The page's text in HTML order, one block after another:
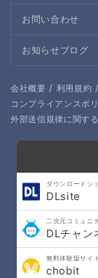
お問い合わせ
お知らせブログ
会社概要 / 利用規約 /
コンプライアンスポ
外部送信規律に関す
ダウンロードシ
DLsite
二次元コミュニ
DLチャン
無料体験版サイト
chobit